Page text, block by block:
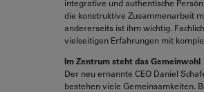
integrative und authentische
die konstruktive Zusammenarbeit
andererseits ist ihm wichtig.
vielseitigen Erfahrungen mit
Im Zentrum steht das Gemeinwohl
Der neu ernannte CEO Daniel
bestehen viele Gemeinsamkeiten.